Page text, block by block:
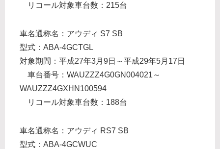
リコール対象車台数：215台
車名通称名：アウディ S7 SB
型式：ABA-4GCTGL
対象期間：平成27年3月9日～平成29年5月17日
車台番号：WAUZZZ4G0GN004021～
WAUZZZ4GXHN100594
リコール対象車台数：188台
車名通称名：アウディ RS7 SB
型式：ABA-4GCWUC